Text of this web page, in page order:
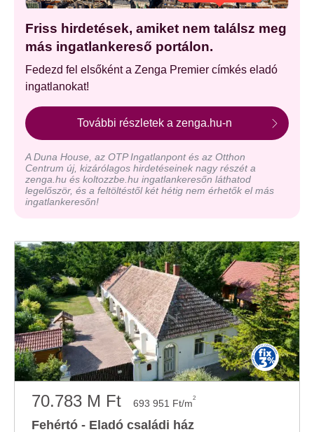
Friss hirdetések, amiket nem találsz meg
más ingatlankereső portálon.
Fedezd fel elsőként a Zenga Premier címkés eladó
ingatlanokat!
További részletek a zenga.hu-n
A Duna House, az OTP Ingatlanpont és az Otthon
Centrum új, kizárólagos hirdetéseinek nagy részét a
zenga.hu és koltozzbe.hu ingatlankeresőn láthatod
legelőször, és a feltöltéstől két hétig nem érhetők el más
ingatlankeresőn!
70.783 M Ft 693 951 Ft/m2
Fehértó - Eladó családi ház